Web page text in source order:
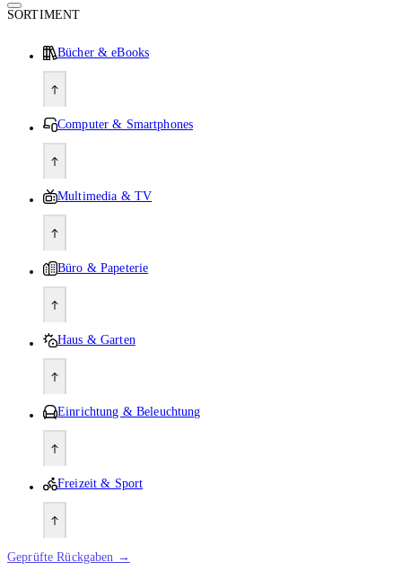
SORTIMENT
Bücher & eBooks
Computer & Smartphones
Multimedia & TV
Büro & Papeterie
Haus & Garten
Einrichtung & Beleuchtung
Freizeit & Sport
Geprüfte Rückgaben →